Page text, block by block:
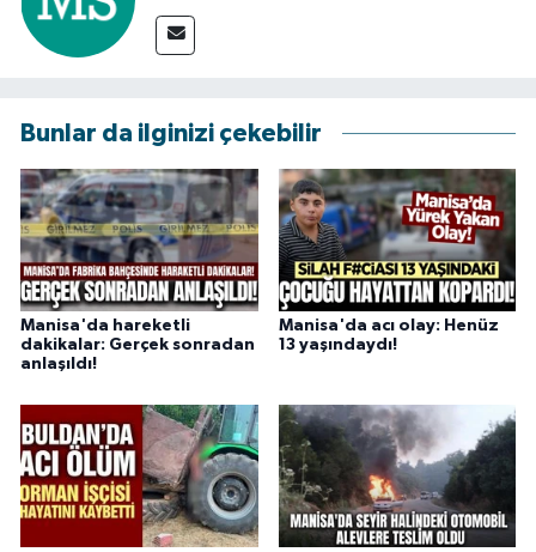
Bunlar da ilginizi çekebilir
Manisa'da hareketli
dakikalar: Gerçek sonradan
anlaşıldı!
Manisa'da acı olay: Henüz
13 yaşındaydı!